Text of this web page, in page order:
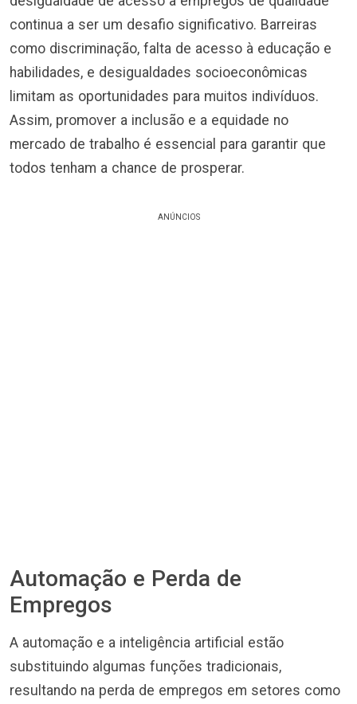
continua a ser um desafio significativo. Barreiras
como discriminação, falta de acesso à educação e
habilidades, e desigualdades socioeconômicas
limitam as oportunidades para muitos indivíduos.
Assim, promover a inclusão e a equidade no
mercado de trabalho é essencial para garantir que
todos tenham a chance de prosperar.
ANÚNCIOS
Automação e Perda de
Empregos
A automação e a inteligência artificial estão
substituindo algumas funções tradicionais,
resultando na perda de empregos em setores como